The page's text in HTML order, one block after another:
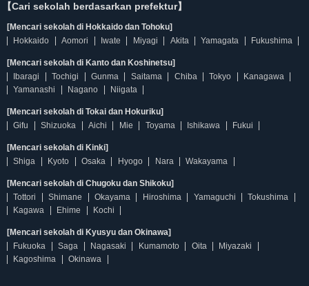
【Cari sekolah berdasarkan prefektur】
[Mencari sekolah di Hokkaido dan Tohoku]
Hokkaido
Aomori Iwate Miyagi Akita Yamagata Fukushima
[Mencari sekolah di Kanto dan Koshinetsu]
Ibaragi
Tochigi Gunma Saitama Chiba Tokyo
Kanagawa
Yamanashi
Nagano Niigata
[Mencari sekolah di Tokai dan Hokuriku]
Gifu
Shizuoka Aichi Mie Toyama Ishikawa Fukui
[Mencari sekolah di Kinki]
Shiga
Kyoto Osaka Hyogo Nara Wakayama
[Mencari sekolah di Chugoku dan Shikoku]
Tottori
Shimane Okayama Hiroshima Yamaguchi
Tokushima
Kagawa
Ehime Kochi
[Mencari sekolah di Kyusyu dan Okinawa]
Fukuoka
Saga Nagasaki Kumamoto Oita
Miyazaki
Kagoshima
Okinawa